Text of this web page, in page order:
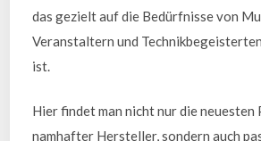
das gezielt auf die Bedürfnisse von
Veranstaltern und
ist.
Hier findet man nicht nur die neuesten
namhafter Hersteller, sondern auch